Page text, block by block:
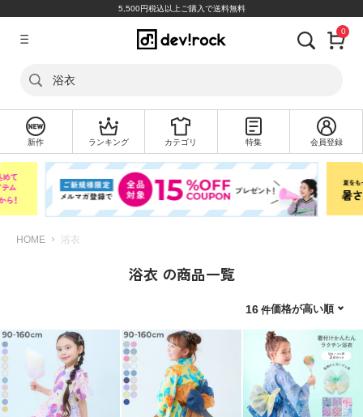
5,500円税込以上ご購入で送料無料
ロ
新
テ
0
浴衣
新作 ランキング カテゴリ 特集 会員登録
HOME 浴衣
浴衣 の商品一覧
価格が高い順
16